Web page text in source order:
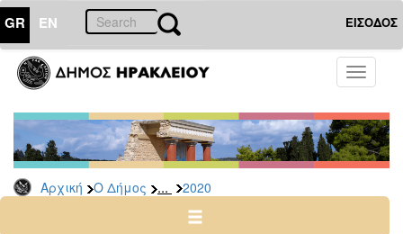
GR EN ΕΙΣΟΔΟΣ
Toggle
Αρχική Ο Δήμος ... 2020
ΔΗΜΟΣ
Δελτία
Τύπου
Αρχείο
2026